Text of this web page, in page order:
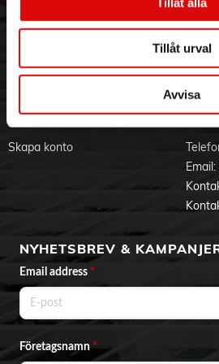
Tillåt urval
Avvisa
Visselblåsning
Varumärken
BLI KUND
Skapa konto
Email:
NYHETSBREV &
Email address *
Företagsnamn*